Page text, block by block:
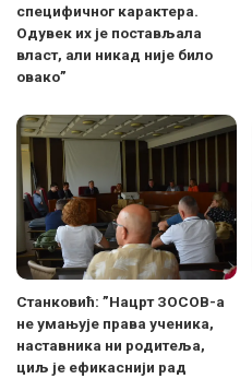
специфичног карактера.
Одувек их је постављала
власт, али никад није било
овако”
Станковић: ”Нацрт ЗОСОВ-а
не умањује права ученика,
наставника ни родитеља,
циљ је ефикаснији рад